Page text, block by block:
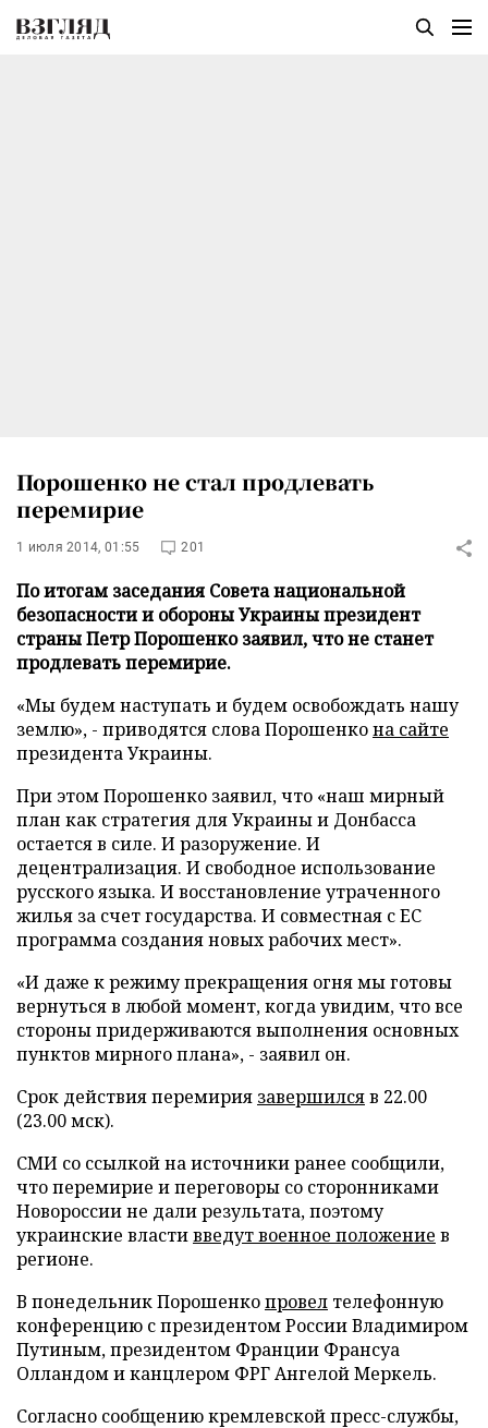
Порошенко не стал продлевать
перемирие
1 июля 2014, 01:55 201
По итогам заседания Совета национальной
безопасности и обороны Украины президент
страны Петр Порошенко заявил, что не станет
продлевать перемирие.
«Мы будем наступать и будем освобождать нашу
землю», - приводятся слова Порошенкона сайте
президента Украины.
При этом Порошенко заявил, что «наш мирный
план как стратегия для Украины и Донбасса
остается в силе. И разоружение. И
децентрализация. И свободное использование
русского языка. И восстановление утраченного
жилья за счет государства. И совместная с ЕС
программа создания новых рабочих мест».
«И даже к режиму прекращения огня мы готовы
вернуться в любой момент, когда увидим, что все
стороны придерживаются выполнения основных
пунктов мирного плана», - заявил он.
Срок действия перемирия завершилсяв 22.00
(23.00 мск).
СМИ со ссылкой на источники ранее сообщили,
что перемирие и переговоры со сторонниками
Новороссии не дали результата, поэтому
украинские властивведут военное положение в
регионе.
В понедельник Порошенкопровел телефонную
конференцию с президентом России Владимиром
Путиным, президентом Франции Франсуа
Олландом и канцлером ФРГ Ангелой Меркель.
Согласно сообщению кремлевской пресс-службы,